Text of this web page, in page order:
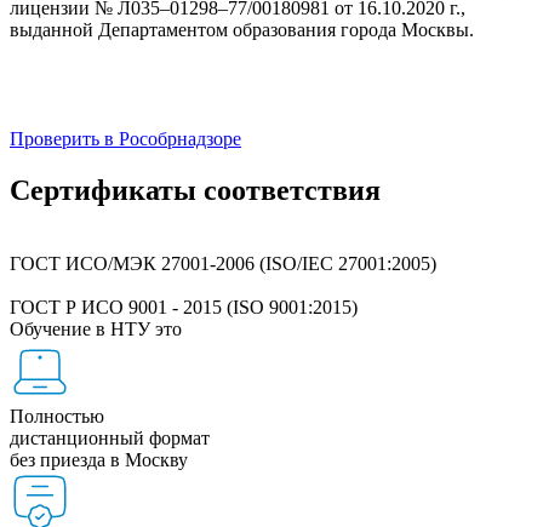
лицензии № Л035–01298–77/00180981 от 16.10.2020 г.,
выданной Департаментом образования города Москвы.
Проверить в Рособрнадзоре
Сертификаты соответствия
ГОСТ ИСО/МЭК 27001-2006 (ISO/IEC 27001:2005)
ГОСТ Р ИСО 9001 - 2015 (ISO 9001:2015)
Обучение в НТУ это
Полностью
дистанционный формат
без приезда в Москву